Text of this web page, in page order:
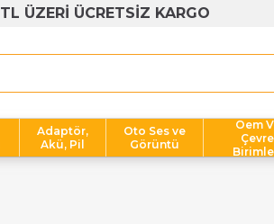
ÜZERİ ÜCRETSİZ KARGO
Adaptör,
Akü, Pil
Oto Ses ve
Görüntü
Oem
Çevre